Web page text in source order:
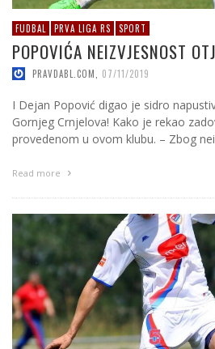
FUDBAL PRVA LIGA RS SPORT
POPOVIĆA NEIZVJESNOST
PRAVDABL.COM 07/11/2019
I Dejan Popović digao je sidro
Gornjeg Crnjelova! Kako je rekao
provedenom u ovom klubu. – Zbog
Read more